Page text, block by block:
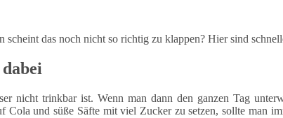
scheint das noch nicht so richtig zu klappen? Hier sind
nicht trinkbar ist. Wenn man dann den ganzen Tag
und süße Säfte mit viel Zucker zu setzen, sollte man